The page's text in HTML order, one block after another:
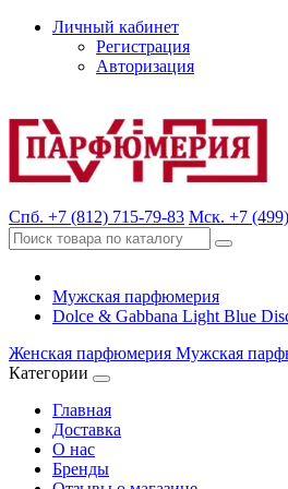
Личный кабинет
Регистрация
Авторизация
Спб. +7 (812) 715-79-83 Мск. +7
Мужская парфюмерия
Dolce & Gabbana Light Blue
Женская парфюмерия Мужская
Категории
Главная
Доставка
О нас
Бренды